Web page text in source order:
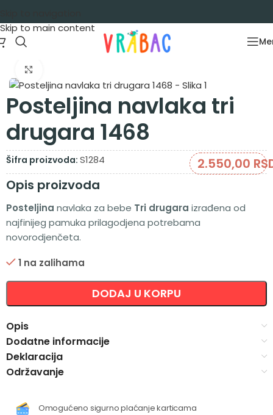
Skip to main content
Spavanje /Posteljina
Posteljina navlaka tri
drugara 1468
Šifra proizvoda: S1284 2.550,00
Opis proizvoda
Posteljina navlaka za bebe Tri drugara izrađena od
najfinijeg pamuka prilagodjena potrebama
novorodjenčeta.
1 na zalihama
DODAJ U KORPU
Opis
Dodatne informacije
Deklaracija
Održavanje
Omogućeno sigurno plaćanje karticama